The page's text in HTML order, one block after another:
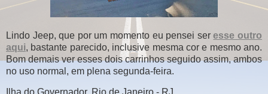
Lindo Jeep, que por um momento eu pensei seresse outro
aqui, bastante parecido, inclusive mesma cor e mesmo ano.
Bom demais ver esses dois carrinhos seguido assim, ambos
no uso normal, em plena segunda-feira.